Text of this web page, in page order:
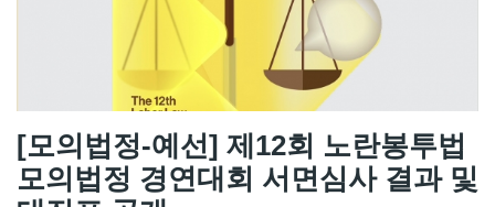
[모의법정-예선] 제12회 노란봉투법
모의법정 경연대회 서면심사 결과 및